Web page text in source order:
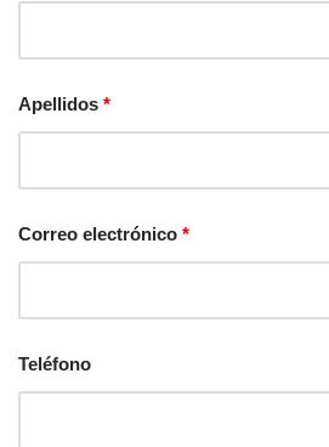
Apellidos *
Correo electrónico *
Teléfono